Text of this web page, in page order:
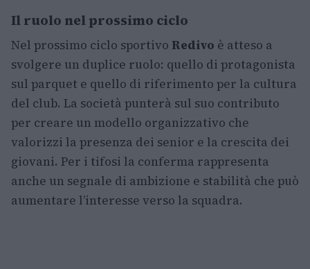
Il ruolo nel prossimo ciclo
Nel prossimo ciclo sportivo Redivo è atteso a
svolgere un duplice ruolo: quello di protagonista
sul parquet e quello di riferimento per la cultura
del club. La società punterà sul suo contributo
per creare un modello organizzativo che
valorizzi la presenza dei senior e la crescita dei
giovani. Per i tifosi la conferma rappresenta
anche un segnale di ambizione e stabilità che può
aumentare l’interesse verso la squadra.